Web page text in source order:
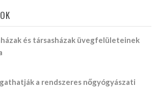
és társasházak üvegfelületeinek
a rendszeres nőgyógyászati